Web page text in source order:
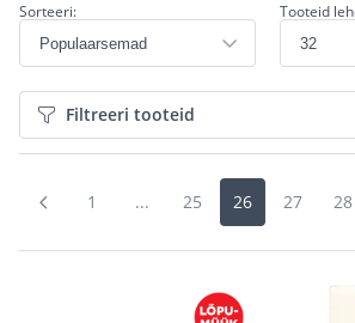
Sorteeri: Tooteid
Filtreeri tooteid
1 ... 25 26 27 28